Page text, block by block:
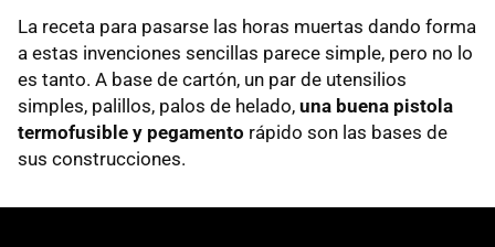
La receta para pasarse las horas muertas dando forma
a estas invenciones sencillas parece simple, pero no lo
es tanto. A base de cartón, un par de utensilios
simples, palillos, palos de helado, una buena pistola
termofusible y pegamento rápido son las bases de
sus construcciones.